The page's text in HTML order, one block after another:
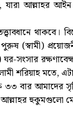
আল্লাহর
সংসার
শরিয়াহ মতে,
বার আমাদের
হুকুমগুলো